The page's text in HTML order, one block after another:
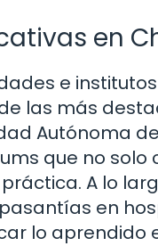
en
e
las más
Autónoma
que no
A lo
en
lo aprendido